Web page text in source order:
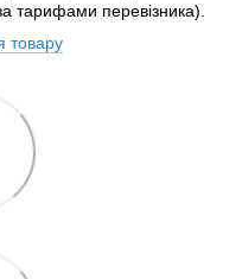
тарифами перевізника).
товару